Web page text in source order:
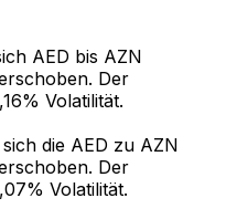
AED bis AZN
Der
Volatilität.
die AED zu AZN
Der
Volatilität.